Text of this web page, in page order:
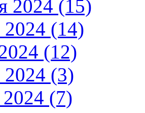
2024 (15)
2024 (14)
(12)
2024 (3)
2024 (7)